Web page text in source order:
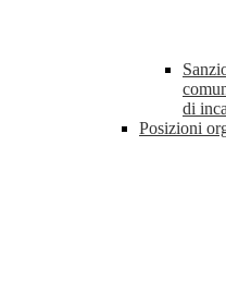
di
Posizioni